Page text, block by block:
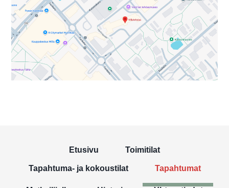
Etusivu Toimitilat
Tapahtuma- ja kokoustilat Tapahtumat